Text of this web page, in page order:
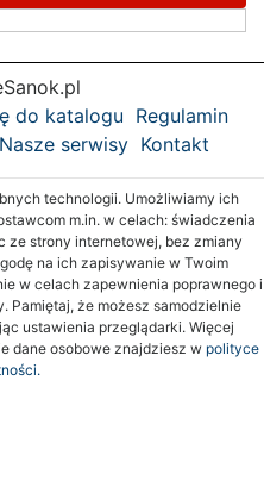
do katalogu Regulamin
Nasze serwisy Kontakt
technologii. Umożliwiamy ich
m.in. w celach: świadczenia
ze strony internetowej, bez zmiany
na ich zapisywanie w Twoim
w celach zapewnienia poprawnego i
Pamiętaj, że możesz samodzielnie
ustawienia przeglądarki. Więcej
dane osobowe znajdziesz w polityce